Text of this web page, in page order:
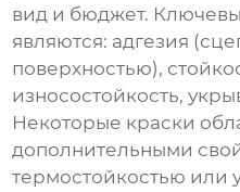
вид и бюджет.
являются: адгезия
поверхностью),
износостойкость,
Некоторые краски
дополнительными
термостойкостью или